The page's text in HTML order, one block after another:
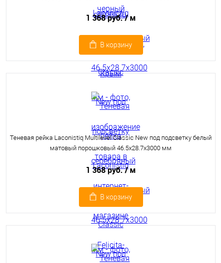
1 368 руб./ м
В корзину
Теневая рейка Laconistiq Multilevel Classic New под подсветку белый
матовый порошковый 46.5x28.7x3000 мм
1 368 руб./ м
В корзину